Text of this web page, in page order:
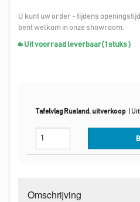
U kunt uw order - tijdens
bent welkom in onze showroom.
Uit voorraad leverbaar( 1 stuks )
Tafelvlag Rusland, uitverkoop
Omschrijving